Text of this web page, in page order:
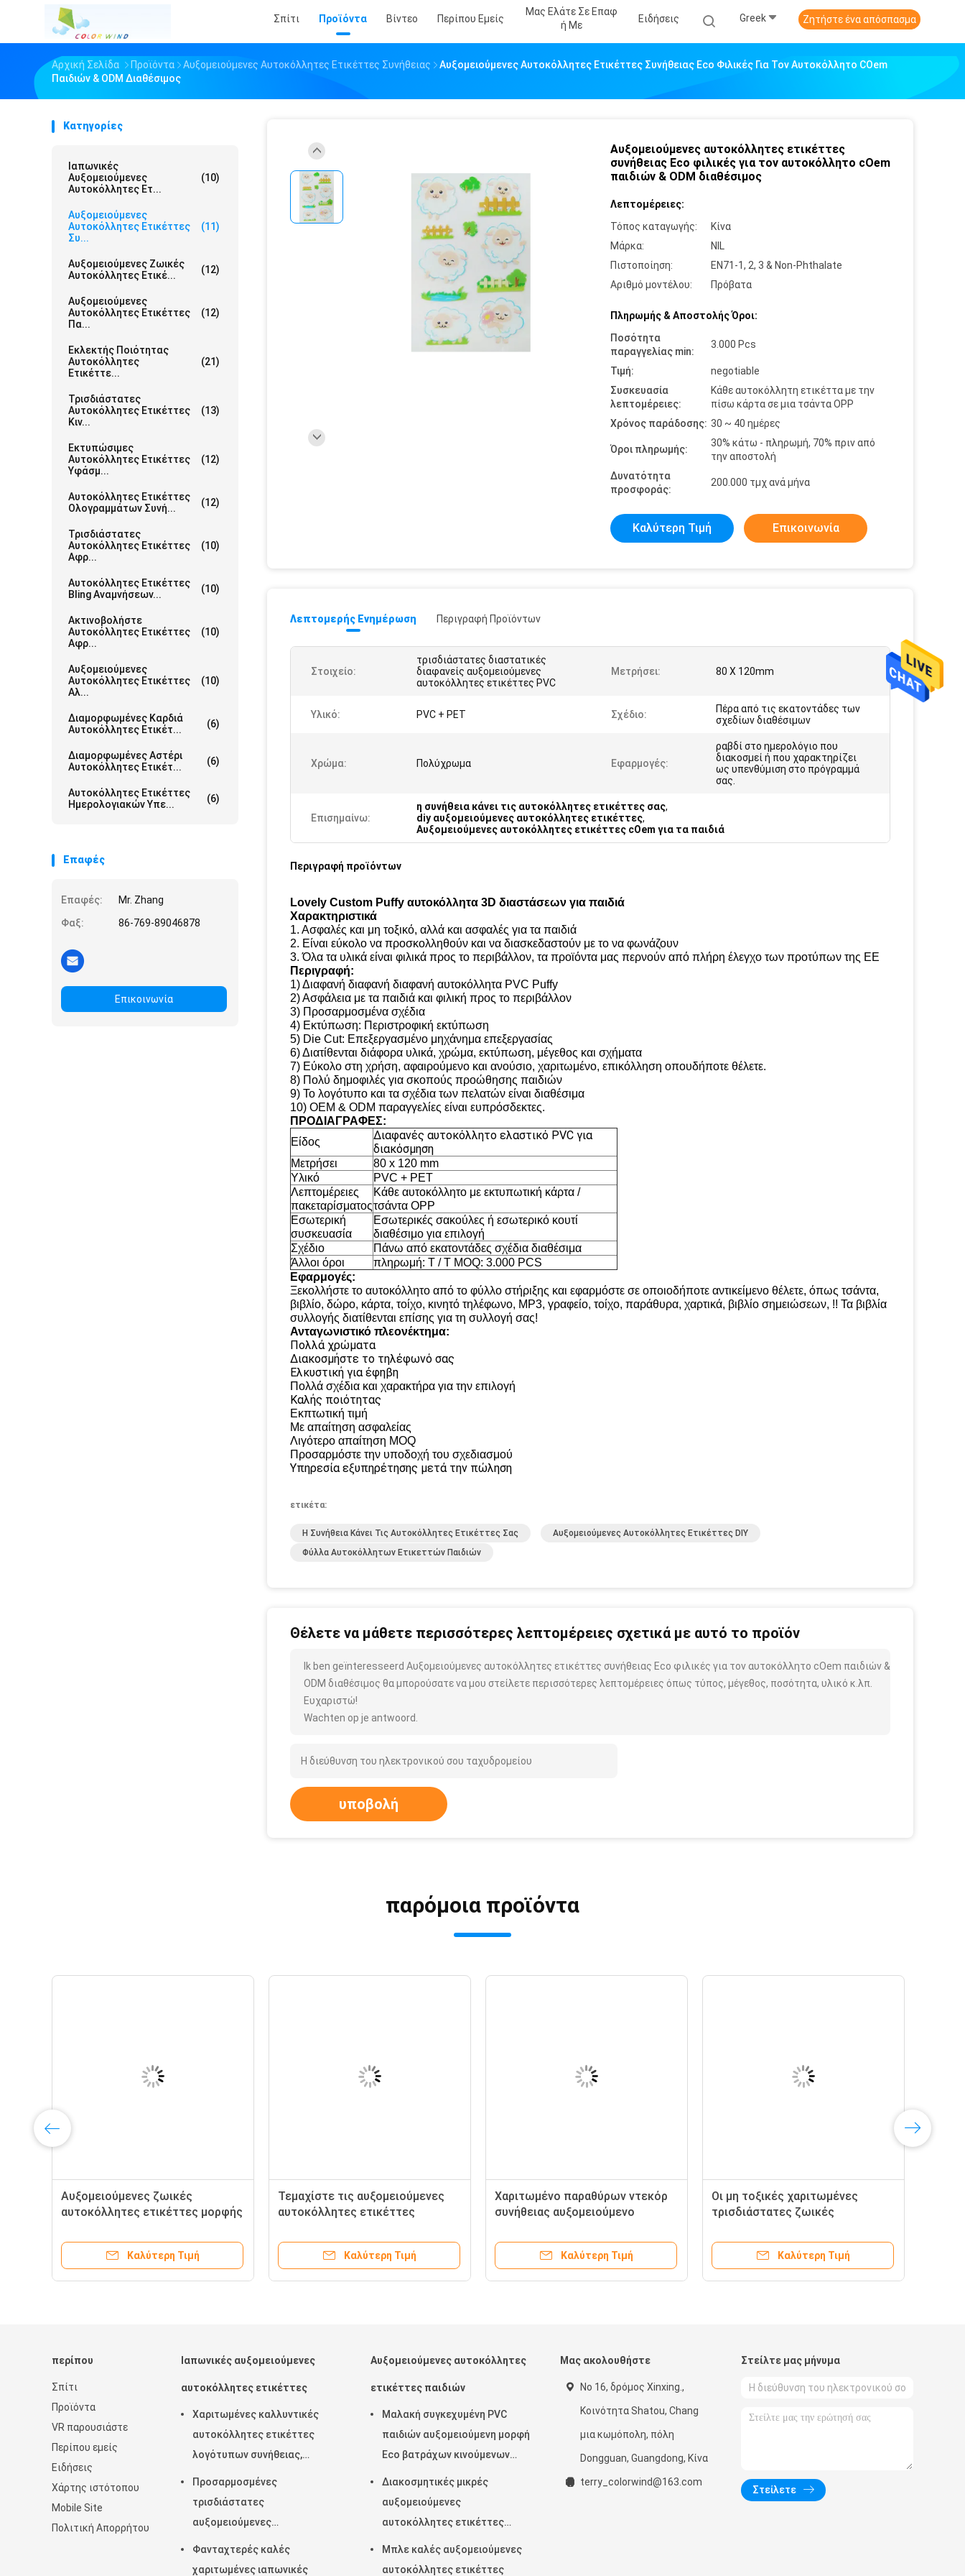
Σπίτι Προϊόντα Βίντεο Περίπου Εμείς
Μας Ελάτε Σε Επαφ
Ή Με
Ειδήσεις Greek Ζητήστε ένα απόσπασμα
Αρχική Σελίδα Προϊόντα Αυξομειούμενες Αυτοκόλλητες Ετικέττες Συνήθειας
Αυξομειούμενες Αυτοκόλλητες Ετικέττες Συνήθειας Eco Φιλικές Για Τον Αυτοκόλλητο COem
Παιδιών & ODM Διαθέσιμος
Κατηγορίες
Ιαπωνικές
Αυξομειούμενες
Αυτοκόλλητες Ετ...
(10)
Αυξομειούμενες
Αυτοκόλλητες Ετικέττες
Συ...
(11)
Αυξομειούμενες Ζωικές
Αυτοκόλλητες Ετικέ...
(12)
Αυξομειούμενες
Αυτοκόλλητες Ετικέττες
Πα...
(12)
Εκλεκτής Ποιότητας
Αυτοκόλλητες
Ετικέττε...
(21)
Τρισδιάστατες
Αυτοκόλλητες Ετικέττες
Κιν...
(13)
Εκτυπώσιμες
Αυτοκόλλητες Ετικέττες
Υφάσμ...
(12)
Αυτοκόλλητες Ετικέττες
Ολογραμμάτων Συνή...
(12)
Τρισδιάστατες
Αυτοκόλλητες Ετικέττες
Αφρ...
(10)
Αυτοκόλλητες Ετικέττες
Bling Αναμνήσεων...
(10)
Ακτινοβολήστε
Αυτοκόλλητες Ετικέττες
Αφρ...
(10)
Αυξομειούμενες
Αυτοκόλλητες Ετικέττες
Αλ...
(10)
Διαμορφωμένες Καρδιά
Αυτοκόλλητες Ετικέτ...
(6)
Διαμορφωμένες Αστέρι
Αυτοκόλλητες Ετικέτ...
(6)
Αυτοκόλλητες Ετικέττες
Ημερολογιακών Υπε...
(6)
Επαφές
Επαφές:
Mr. Zhang
Φαξ:
86-769-89046878
Επικοινωνία
Αυξομειούμενες αυτοκόλλητες ετικέττες
συνήθειας Eco φιλικές για τον αυτοκόλλητο cOem
παιδιών & ODM διαθέσιμος
Λεπτομέρειες:
Τόπος καταγωγής:
Κίνα
Μάρκα:
NIL
Πιστοποίηση:
EN71-1, 2, 3 & Non-Phthalate
Αριθμό μοντέλου:
Πρόβατα
Πληρωμής & Αποστολής Όροι:
Ποσότητα
παραγγελίας min:
3.000 Pcs
Τιμή:
negotiable
Συσκευασία
λεπτομέρειες:
Κάθε αυτοκόλλητη ετικέττα με την
πίσω κάρτα σε μια τσάντα OPP
Χρόνος παράδοσης: 30 ~ 40 ημέρες
Όροι πληρωμής:
30% κάτω - πληρωμή, 70% πριν από
την αποστολή
Δυνατότητα
προσφοράς:
200.000 τμχ ανά μήνα
Καλύτερη Τιμή Επικοινωνία
Λεπτομερής Ενημέρωση Περιγραφή Προϊόντων
Στοιχείο:
τρισδιάστατες διαστατικές
διαφανείς αυξομειούμενες
αυτοκόλλητες ετικέττες PVC
Μετρήσει: 80 X 120mm
Υλικό: PVC + PET Σχέδιο:
Πέρα από τις εκατοντάδες των
σχεδίων διαθέσιμων
Χρώμα: Πολύχρωμα Εφαρμογές:
ραβδί στο ημερολόγιο που
διακοσμεί ή που χαρακτηρίζει
ως υπενθύμιση στο πρόγραμμά
σας.
Επισημαίνω:
η συνήθεια κάνει τις αυτοκόλλητες ετικέττες σας,
diy αυξομειούμενες αυτοκόλλητες ετικέττες,
Αυξομειούμενες αυτοκόλλητες ετικέττες cOem για τα παιδιά
Περιγραφή προϊόντων
Lovely Custom Puffy αυτοκόλλητα 3D διαστάσεων για παιδιά
Χαρακτηριστικά
1. Ασφαλές και μη τοξικό, αλλά και ασφαλές για τα παιδιά
2. Είναι εύκολο να προσκολληθούν και να διασκεδαστούν με το να φωνάζουν
3. Όλα τα υλικά είναι φιλικά προς το περιβάλλον, τα προϊόντα μας περνούν από πλήρη έλεγχο των προτύπων της ΕΕ
Περιγραφή:
1) Διαφανή διαφανή διαφανή αυτοκόλλητα PVC Puffy
2) Ασφάλεια με τα παιδιά και φιλική προς το περιβάλλον
3) Προσαρμοσμένα σχέδια
4) Εκτύπωση: Περιστροφική εκτύπωση
5) Die Cut: Επεξεργασμένο μηχάνημα επεξεργασίας
6) Διατίθενται διάφορα υλικά, χρώμα, εκτύπωση, μέγεθος και σχήματα
7) Εύκολο στη χρήση, αφαιρούμενο και ανούσιο, χαριτωμένο, επικόλληση οπουδήποτε θέλετε.
8) Πολύ δημοφιλές για σκοπούς προώθησης παιδιών
9) Το λογότυπο και τα σχέδια των πελατών είναι διαθέσιμα
10) OEM & ODM παραγγελίες είναι ευπρόσδεκτες.
ΠΡΟΔΙΑΓΡΑΦΕΣ:
Είδος
Διαφανές αυτοκόλλητο ελαστικό PVC για
διακόσμηση
Μετρήσει
80 x 120 mm
Υλικό
PVC + ΡΕΤ
Λεπτομέρειες
πακεταρίσματος
Κάθε αυτοκόλλητο με εκτυπωτική κάρτα /
τσάντα OPP
Εσωτερική
συσκευασία
Εσωτερικές σακούλες ή εσωτερικό κουτί
διαθέσιμο για επιλογή
Σχέδιο
Πάνω από εκατοντάδες σχέδια διαθέσιμα
Άλλοι όροι
πληρωμή: T / T MOQ: 3.000 PCS
Εφαρμογές:
Ξεκολλήστε το αυτοκόλλητο από το φύλλο στήριξης και εφαρμόστε σε οποιοδήποτε αντικείμενο θέλετε, όπως τσάντα,
βιβλίο, δώρο, κάρτα, τοίχο, κινητό τηλέφωνο, MP3, γραφείο, τοίχο, παράθυρα, χαρτικά, βιβλίο σημειώσεων, !! Τα βιβλία
συλλογής διατίθενται επίσης για τη συλλογή σας!
Ανταγωνιστικό πλεονέκτημα:
Πολλά χρώματα
Διακοσμήστε το τηλέφωνό σας
Ελκυστική για έφηβη
Πολλά σχέδια και χαρακτήρα για την επιλογή
Καλής ποιότητας
Εκπτωτική τιμή
Με απαίτηση ασφαλείας
Λιγότερο απαίτηση MOQ
Προσαρμόστε την υποδοχή του σχεδιασμού
Υπηρεσία εξυπηρέτησης μετά την πώληση
ετικέτα:
Η Συνήθεια Κάνει Τις Αυτοκόλλητες Ετικέττες Σας
Αυξομειούμενες Αυτοκόλλητες Ετικέττες DIY
Φύλλα Αυτοκόλλητων Ετικεττών Παιδιών
Θέλετε να μάθετε περισσότερες λεπτομέρειες σχετικά με αυτό το προϊόν
Ik ben geïnteresseerd Αυξομειούμενες αυτοκόλλητες ετικέττες συνήθειας Eco φιλικές για τον αυτοκόλλητο cOem παιδιών &
ODM διαθέσιμος θα μπορούσατε να μου στείλετε περισσότερες λεπτομέρειες όπως τύπος, μέγεθος, ποσότητα, υλικό κ.λπ.
Ευχαριστώ!
Wachten op je antwoord.
υποβολή
παρόμοια προϊόντα
Αυξομειούμενες ζωικές
αυτοκόλλητες ετικέττες μορφής
την περιστροφική εκτύπωση
Καλύτερη Τιμή
Τεμαχίστε τις αυξομειούμενες
αυτοκόλλητες ετικέττες
ετικεττών ψαριών για το
γραφείο/προσαρμοσμένο το
Καλύτερη Τιμή
Χαριτωμένο παραθύρων ντεκόρ
συνήθειας αυξομειούμενο
αυτοκόλλητων ετικεττών
τρισδιάστατοΚαλύτερη Τιμή
Οι μη τοξικές χαριτωμένες
τρισδιάστατες ζωικές
συνήθεια κάνουν τις
αυτοκόλλητες ετικέττες σας με
Καλύτερη Τιμή
περίπου
Σπίτι
Προϊόντα
VR παρουσιάστε
Περίπου εμείς
Ειδήσεις
Χάρτης ιστότοπου
Mobile Site
Πολιτική Απορρήτου
Ιαπωνικές αυξομειούμενες
αυτοκόλλητες ετικέττες
Χαριτωμένες καλλυντικές
αυτοκόλλητες ετικέττες
λογότυπων συνήθειας,
τρισδιάστατες χαριτωμένες
μικρές αυτοκόλλητες
ετικέττες μορφών ως δώρο
Προσαρμοσμένες
τρισδιάστατες
αυξομειούμενες
αυτοκόλλητες ετικέττες,
αστείες αυξομειούμενες
Φανταχτερές καλές
χαριτωμένες ιαπωνικές
Αυξομειούμενες αυτοκόλλητες
ετικέττες παιδιών
Μαλακή συγκεχυμένη PVC
παιδιών αυξομειούμενη μορφή
Eco βατράχων κινούμενων
σχεδίων αυτοκόλλητων
ετικεττών ανοικτό πράσινο
Διακοσμητικές μικρές
αυξομειούμενες
αυτοκόλλητες ετικέττες
Birdie, μαλακές ασφαλείς
αυτοκόλλητες ετικέττες
Μπλε καλές αυξομειούμενες
αυτοκόλλητες ετικέττες
Μας ακολουθήστε
Νο 16, δρόμος Xinxing.,
Κοινότητα Shatou, Chang
μια κωμόπολη, πόλη
Dongguan, Guangdong, Κίνα
terry_colorwind@163.com
Στείλτε μας μήνυμα
Στείλετε